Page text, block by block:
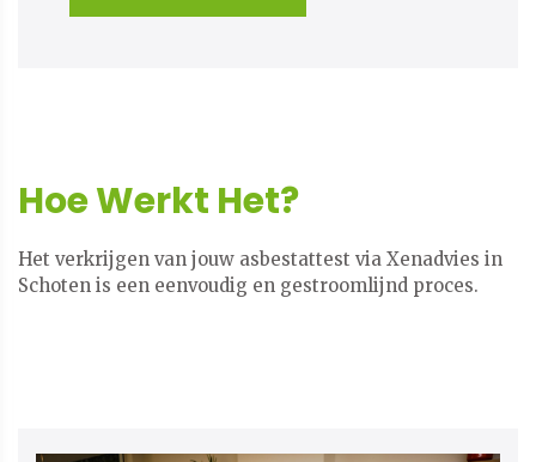
Hoe Werkt Het?
Het verkrijgen van jouw asbestattest via Xenadvies in
Schoten is een eenvoudig en gestroomlijnd proces.